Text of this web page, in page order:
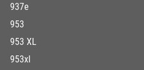
937e
953
953 XL
953xl